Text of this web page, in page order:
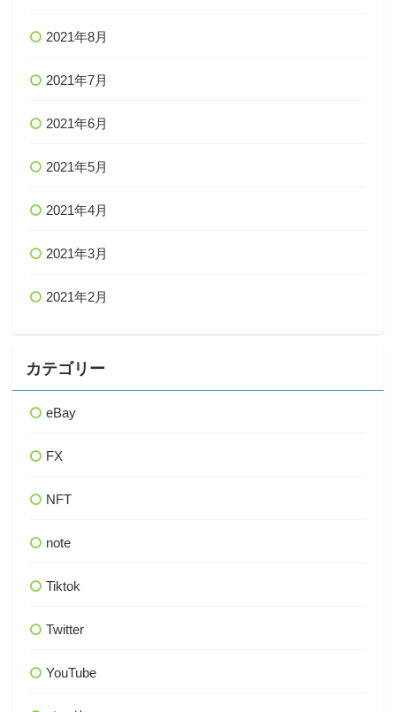
2021年8月
2021年7月
2021年6月
2021年5月
2021年4月
2021年3月
2021年2月
カテゴリー
eBay
FX
NFT
note
Tiktok
Twitter
YouTube